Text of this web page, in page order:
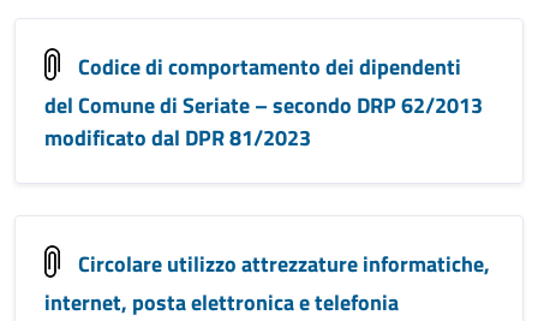
Codice di comportamento dei dipendenti
del Comune di Seriate – secondo DRP 62/2013
modificato dal DPR 81/2023
Circolare utilizzo attrezzature informatiche,
internet, posta elettronica e telefonia